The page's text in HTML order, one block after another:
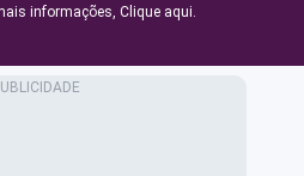
informações, Clique aqui.